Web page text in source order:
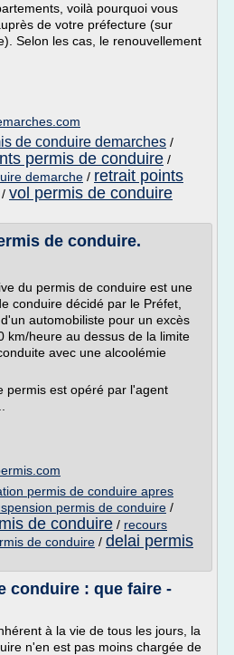
voilà pourquoi vous
de votre préfecture (sur
Selon les cas, le renouvellement
de conduire demarches /
permis de conduire /
demarche / retrait points
/ vol permis de conduire
de conduire.
du permis de conduire est une
conduire décidé par le Préfet,
automobiliste pour un excès
km/heure au dessus de la limite
avec une alcoolémie
permis est opéré par l'agent
permis de conduire apres
permis de conduire /
de conduire / recours
de conduire / delai permis
conduire : que faire -
à la vie de tous les jours, la
n'en est pas moins chargée de